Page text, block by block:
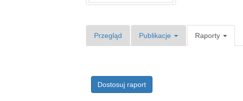
Przegląd Publikacje Raporty
Dostosuj raport